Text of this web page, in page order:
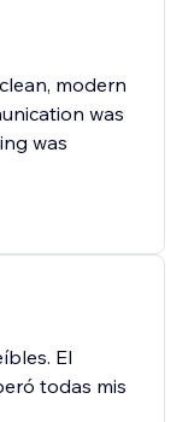
modern
was
was
El
todas mis